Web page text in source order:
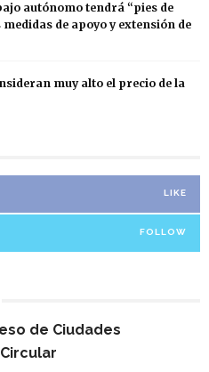
autónomo tendrá “pies de
de apoyo y extensión de
muy alto el precio de la
LIKE
FOLLOW
de Ciudades